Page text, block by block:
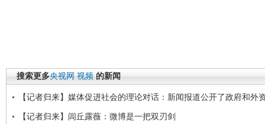
搜索更多央视网 视频 的新闻
【记者归来】媒体促进社会的理论对话：新闻报道公开了政府和外
【记者归来】闾丘露薇：微博是一把双刃剑